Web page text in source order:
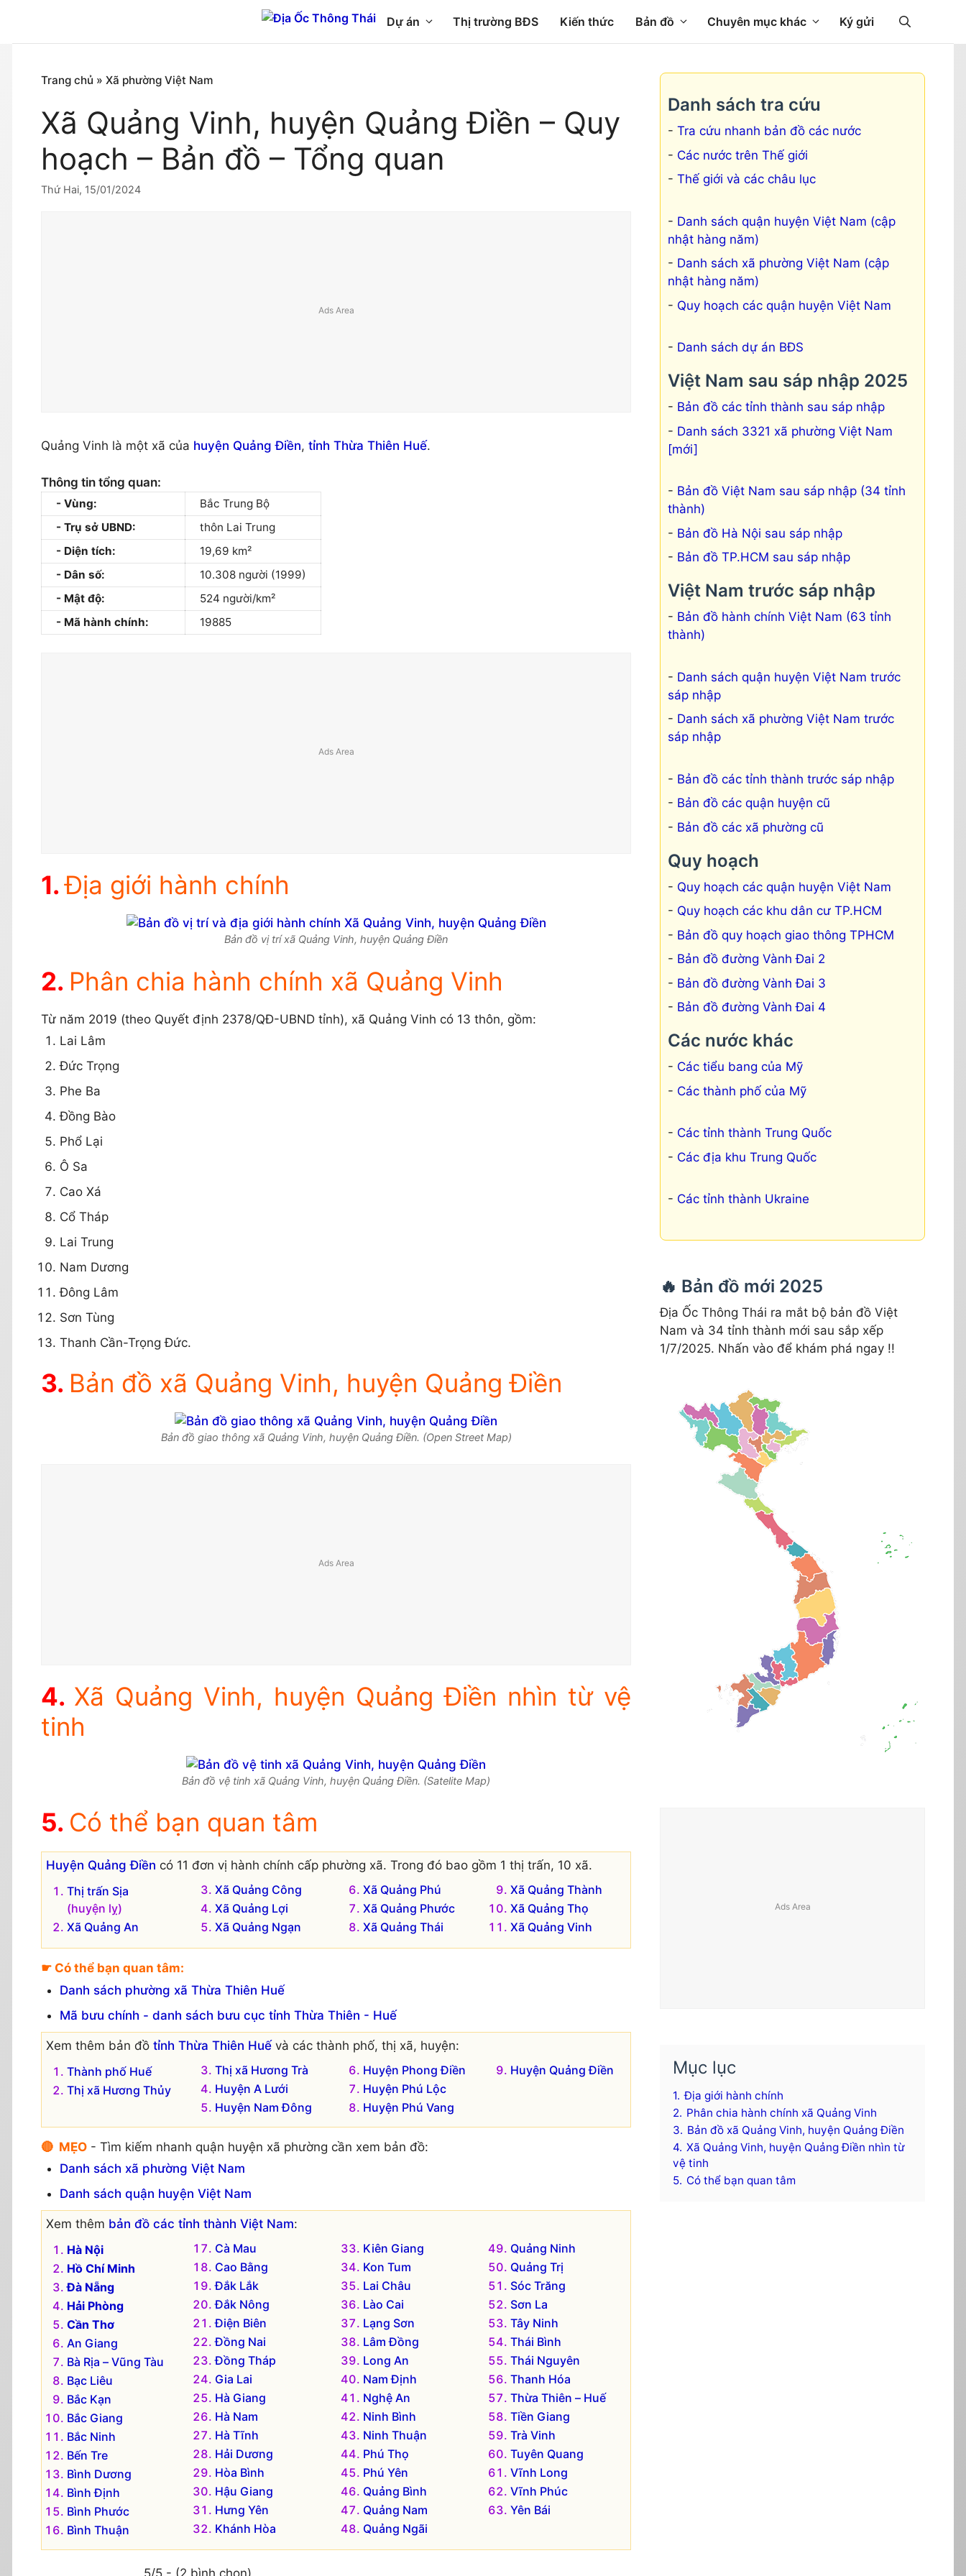
nội
Dự án Thị trường BĐS Kiến thức Bản đồ Chuyên mục khác Ký gửi
Trang chủ » Xã phường Việt Nam
Xã Quảng Vinh, huyện Quảng Điền – Quy
hoạch – Bản đồ – Tổng quan
Thứ Hai, 15/01/2024
Quảng Vinh là một xã của huyện Quảng Điền, tỉnh Thừa Thiên Huế.
Thông tin tổng quan:
Vùng:
Bắc Trung Bộ
Trụ sở UBND:
thôn Lai Trung
Diện tích:
19,69 km²
Dân số:
10.308 người (1999)
Mật độ:
524 người/km²
Mã hành chính:
19885
Địa giới hành chính
Bản đồ vị trí xã Quảng Vinh, huyện Quảng Điền
Phân chia hành chính xã Quảng Vinh
Từ năm 2019 (theo Quyết định 2378/QĐ-UBND tỉnh), xã Quảng Vinh có 13 thôn, gồm:
Lai Lâm
Đức Trọng
Phe Ba
Đồng Bào
Phổ Lại
Ô Sa
Cao Xá
Cổ Tháp
Lai Trung
Nam Dương
Đông Lâm
Sơn Tùng
Thanh Cần-Trọng Đức.
Bản đồ xã Quảng Vinh, huyện Quảng Điền
Bản đồ giao thông xã Quảng Vinh, huyện Quảng Điền. (Open Street Map)
Xã Quảng Vinh, huyện Quảng Điền nhìn từ vệ
tinh
Bản đồ vệ tinh xã Quảng Vinh, huyện Quảng Điền. (Satelite Map)
Có thể bạn quan tâm
Huyện Quảng Điền có 11 đơn vị hành chính cấp phường xã. Trong đó bao gồm 1 thị trấn, 10 xã.
Thị trấn Sịa
(huyện lỵ)
Xã Quảng An
Xã Quảng Công
Xã Quảng Lợi
Xã Quảng Ngạn
Xã Quảng Phú
Xã Quảng Phước
Xã Quảng Thái
Xã Quảng Thành
Xã Quảng Thọ
Xã Quảng Vinh
☛ Có thể bạn quan tâm:
Danh sách phường xã Thừa Thiên Huế
Mã bưu chính - danh sách bưu cục tỉnh Thừa Thiên - Huế
Xem thêm bản đồ tỉnh Thừa Thiên Huếvà các thành phố, thị xã, huyện:
Thành phố Huế
Thị xã Hương Thủy
Thị xã Hương Trà
Huyện A Lưới
Huyện Nam Đông
Huyện Phong Điền
Huyện Phú Lộc
Huyện Phú Vang
Huyện Quảng Điền
🔴 MẸO - Tìm kiếm nhanh quận huyện xã phường cần xem bản đồ:
Danh sách xã phường Việt Nam
Danh sách quận huyện Việt Nam
Xem thêm bản đồ các tỉnh thành Việt Nam:
Hà Nội
Hồ Chí Minh
Đà Nẵng
Hải Phòng
Cần Thơ
An Giang
Bà Rịa – Vũng Tàu
Bạc Liêu
Bắc Kạn
Bắc Giang
Bắc Ninh
Bến Tre
Bình Dương
Bình Định
Bình Phước
Bình Thuận
Cà Mau
Cao Bằng
Đắk Lắk
Đắk Nông
Điện Biên
Đồng Nai
Đồng Tháp
Gia Lai
Hà Giang
Hà Nam
Hà Tĩnh
Hải Dương
Hòa Bình
Hậu Giang
Hưng Yên
Khánh Hòa
Kiên Giang
Kon Tum
Lai Châu
Lào Cai
Lạng Sơn
Lâm Đồng
Long An
Nam Định
Nghệ An
Ninh Bình
Ninh Thuận
Phú Thọ
Phú Yên
Quảng Bình
Quảng Nam
Quảng Ngãi
Quảng Ninh
Quảng Trị
Sóc Trăng
Sơn La
Tây Ninh
Thái Bình
Thái Nguyên
Thanh Hóa
Thừa Thiên – Huế
Tiền Giang
Trà Vinh
Tuyên Quang
Vĩnh Long
Vĩnh Phúc
Yên Bái
Danh sách tra cứu
Tra cứu nhanh bản đồ các nước
Các nước trên Thế giới
Thế giới và các châu lục
Danh sách quận huyện Việt Nam (cập
nhật hàng năm)
Danh sách xã phường Việt Nam (cập
nhật hàng năm)
Quy hoạch các quận huyện Việt Nam
Danh sách dự án BĐS
Việt Nam sau sáp nhập 2025
Bản đồ các tỉnh thành sau sáp nhập
Danh sách 3321 xã phường Việt Nam
[mới]
Bản đồ Việt Nam sau sáp nhập (34 tỉnh
thành)
Bản đồ Hà Nội sau sáp nhập
Bản đồ TP.HCM sau sáp nhập
Việt Nam trước sáp nhập
Bản đồ hành chính Việt Nam (63 tỉnh
thành)
Danh sách quận huyện Việt Nam trước
sáp nhập
Danh sách xã phường Việt Nam trước
sáp nhập
Bản đồ các tỉnh thành trước sáp nhập
Bản đồ các quận huyện cũ
Bản đồ các xã phường cũ
Quy hoạch
Quy hoạch các quận huyện Việt Nam
Quy hoạch các khu dân cư TP.HCM
Bản đồ quy hoạch giao thông TPHCM
Bản đồ đường Vành Đai 2
Bản đồ đường Vành Đai 3
Bản đồ đường Vành Đai 4
Các nước khác
Các tiểu bang của Mỹ
Các thành phố của Mỹ
Các tỉnh thành Trung Quốc
Các địa khu Trung Quốc
Các tỉnh thành Ukraine
🔥 Bản đồ mới 2025
Địa Ốc Thông Thái ra mắt bộ bản đồ Việt
Nam và 34 tỉnh thành mới sau sắp xếp
1/7/2025. Nhấn vào để khám phá ngay !!
Mục lục
1. Địa giới hành chính
2. Phân chia hành chính xã Quảng Vinh
3. Bản đồ xã Quảng Vinh, huyện Quảng Điền
4. Xã Quảng Vinh, huyện Quảng Điền nhìn từ
vệ tinh
5. Có thể bạn quan tâm